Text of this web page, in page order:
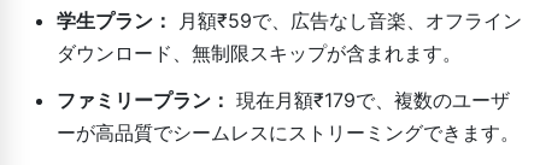
学生プラン：
月額₹59で、広告なし音楽、オフライン
ダウンロード、無制限スキップが含まれます。
ファミリープラン： 現在月額₹179で、複数のユーザ
ーが高品質でシームレスにストリーミングできます。